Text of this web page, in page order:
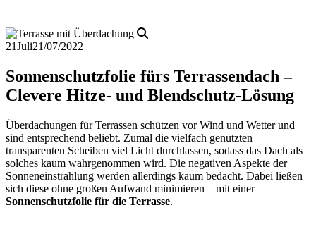
21Juli21/07/2022
Sonnenschutzfolie fürs Terrassendach –
Clevere Hitze- und Blendschutz-Lösung
Überdachungen für Terrassen schützen vor Wind und Wetter und
sind entsprechend beliebt. Zumal die vielfach genutzten
transparenten Scheiben viel Licht durchlassen, sodass das Dach als
solches kaum wahrgenommen wird. Die negativen Aspekte der
Sonneneinstrahlung werden allerdings kaum bedacht. Dabei ließen
sich diese ohne großen Aufwand minimieren – mit einer
Sonnenschutzfolie für die Terrasse.